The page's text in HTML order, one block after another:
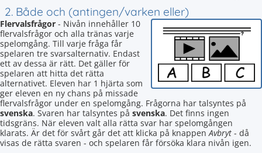
2. Både och (antingen/varken eller)
Flervalsfrågor - Nivån innehåller 10
flervalsfrågor och alla tränas varje
spelomgång. Till varje fråga får
spelaren tre svarsalternativ. Endast
ett av dessa är rätt. Det gäller för
spelaren att hitta det rätta
alternativet. Eleven har 1 hjärta som
ger eleven en ny chans på missade
flervalsfrågor under en spelomgång. Frågorna har talsyntes på
svenska. Svaren har talsyntes på svenska. Det finns ingen
tidsgräns. När eleven valt alla rätta svar har spelomgången
klarats. Är det för svårt går det att klicka på knappenAvbryt - då
visas de rätta svaren - och spelaren får försöka klara nivån igen.